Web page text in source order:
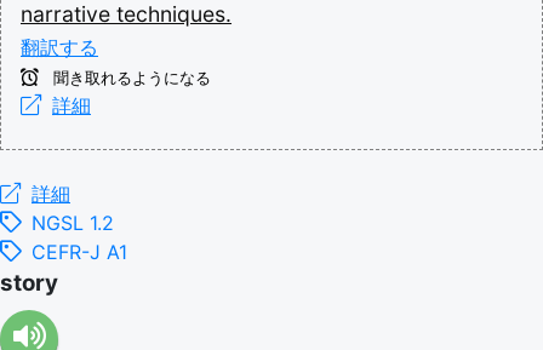
narrative techniques.
翻訳する
聞き取れるようになる
詳細
詳細
NGSL 1.2
CEFR-J A1
story